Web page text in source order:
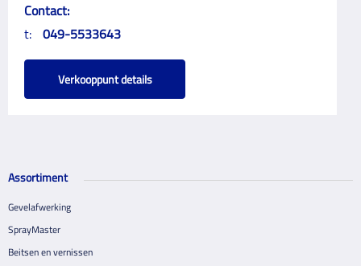
Contact:
t: 049-5533643
Verkooppunt details
Assortiment
Gevelafwerking
SprayMaster
Beitsen en vernissen